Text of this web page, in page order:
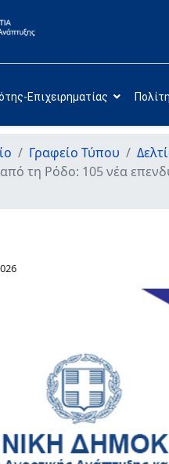
Επιχειρηματίας
Γραφείο Τύπου
τη Ρόδο: 105 νέα